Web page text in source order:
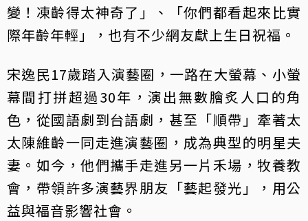
變！凍齡得太神奇了」、「你們都看起來比實
際年齡年輕」，也有不少網友獻上生日祝福。
宋逸民17歲踏入演藝圈，一路在大螢幕、小螢
幕間打拼超過30年，演出無數膾炙人口的角
色，從國語劇到台語劇，甚至「順帶」牽著太
太陳維齡一同走進演藝圈，成為典型的明星夫
妻。如今，他們攜手走進另一片禾場，牧養教
會，帶領許多演藝界朋友「藝起發光」，用公
益與福音影響社會。